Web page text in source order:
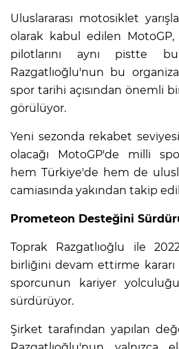
Uluslararası motosiklet
olarak kabul edilen MotoGP,
pilotlarını aynı pistte
Razgatlıoğlu'nun bu
spor tarihi açısından önemli
görülüyor.
Yeni sezonda rekabet
olacağı MotoGP'de milli
hem Türkiye'de hem de
camiasında yakından takip
Prometeon Desteğini
Toprak Razgatlıoğlu ile
birliğini devam ettirme
sporcunun kariyer
sürdürüyor.
Şirket tarafından yapılan